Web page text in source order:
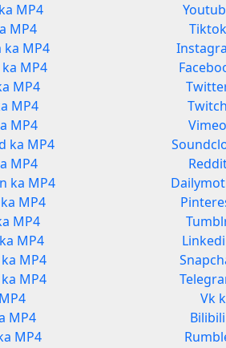
MP4
MP4
MP4
MP4
MP4
MP4
MP4
ka MP4
MP4
ka MP4
MP4
MP4
MP4
MP4
MP4
MP4
MP4
Vk